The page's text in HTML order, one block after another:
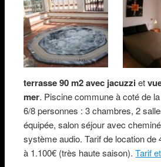
terrasse 90 m2 avec jacuzziet
mer. Piscine commune à coté de
6/8 personnes : 3 chambres, 2
équipée, salon séjour avec
système audio. Tarif de location de
à 1.100€ (très haute saison).Tarif